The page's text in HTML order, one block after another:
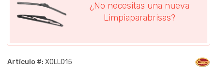
¿No necesitas una nueva
Limpiaparabrisas?
Artículo #: XOLL015